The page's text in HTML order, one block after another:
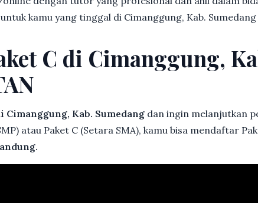
kamu yang tinggal di Cimanggung, Kab. Sumedang
C di Cimanggung,
Cimanggung, Kab. Sumedang dan ingin melanjutkan
atau Paket C (Setara SMA), kamu bisa mendaftar